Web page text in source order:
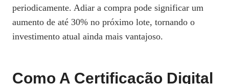
periodicamente. Adiar a compra pode significar um
aumento de até 30% no próximo lote, tornando o
investimento atual ainda mais vantajoso.
Como A Certificação Digital